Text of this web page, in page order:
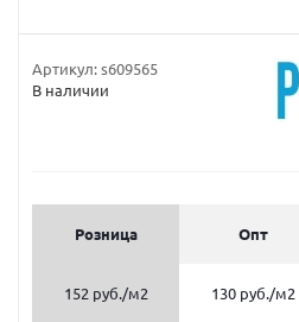
Артикул:s609565
В наличии
Розница Опт
152 руб./м2 130 руб./м2